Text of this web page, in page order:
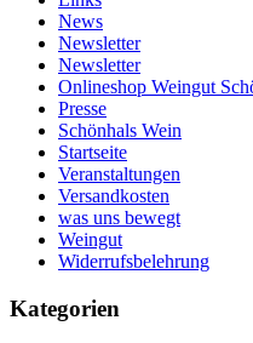
News
Newsletter
Newsletter
Onlineshop Weingut
Presse
Schönhals Wein
Startseite
Veranstaltungen
Versandkosten
was uns bewegt
Weingut
Widerrufsbelehrung
Kategorien